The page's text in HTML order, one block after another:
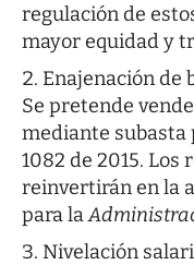
regulación de
mayor equidad y
Enajenación de
Se pretende
mediante subasta
1082 de 2015. Los
reinvertirán en la
para la
Nivelación